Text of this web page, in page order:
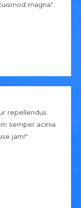
magna".
repellendus
semper acinia
jam!"